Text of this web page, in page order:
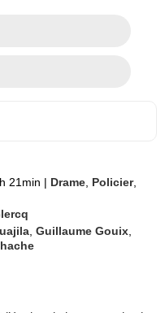
21min | Drame Policier,
,Guillaume Gouix